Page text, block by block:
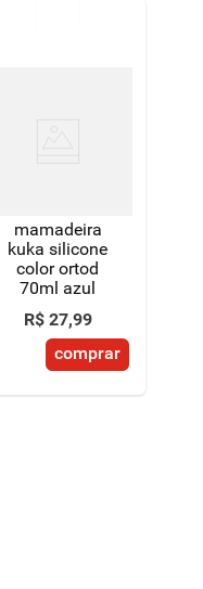
mamadeira
kuka silicone
color ortod
70ml azul
R$ 27,99
comprar